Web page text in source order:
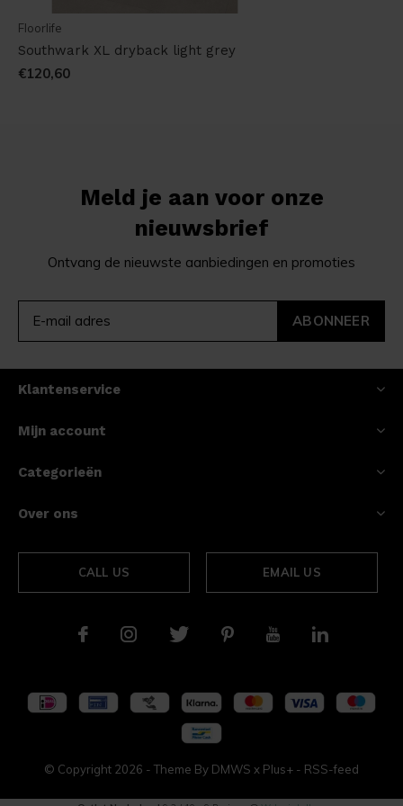
Floorlife
Southwark XL dryback light grey
€120,60
Meld je aan voor onze
nieuwsbrief
Ontvang de nieuwste aanbiedingen en promoties
ABONNEER
Klantenservice
Mijn account
Categorieën
Over ons
CALL US EMAIL US
© Copyright 2026 - Theme By DMWS x Plus+ - RSS-feed